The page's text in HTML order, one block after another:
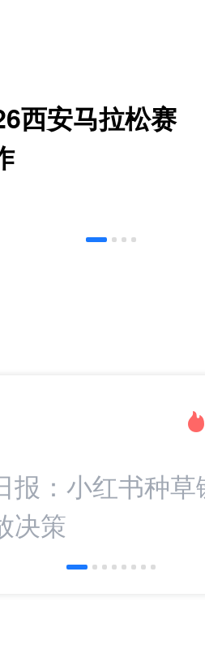
西安马拉松赛
报：小红书种
决策